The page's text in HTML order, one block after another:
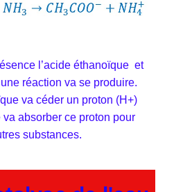
l’acide éthanoïque et
une réaction va se produire.
va céder un proton (H+)
va absorber ce proton pour
substances.